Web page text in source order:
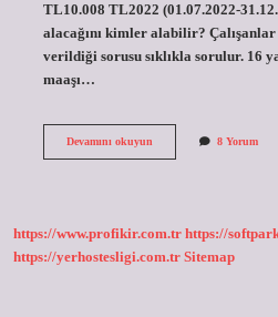
TL10.008 TL2022 (01.07.2022-
alacağını kimler alabilir?
verildiği sorusu sıklıkla sorulur. 16
maaşı…
Devamını okuyunDevletin
8 Yorum
https://www.profikir.com.tr https://
https://yerhostesligi.com.tr Sitemap